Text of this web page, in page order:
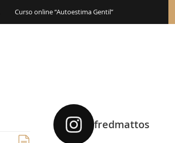
Curso online “Autoestima Gentil”
fredmattos